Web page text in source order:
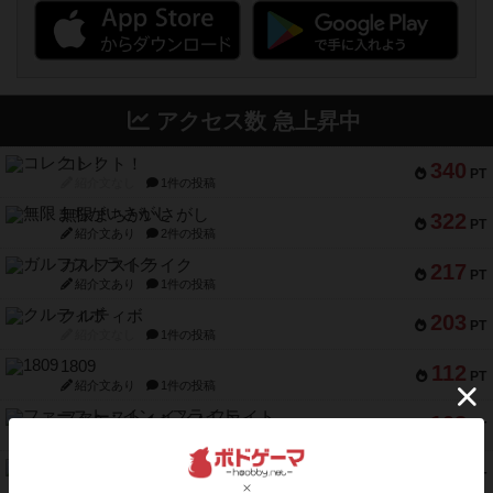
アクセス数 急上昇中
340 PT
コレクト！
1件の投稿
322 PT
無限まちがいさがし
紹介文あり 2件の投稿
217 PT
ガルフストライク
紹介文あり 1件の投稿
203 PT
クルティボ
1件の投稿
112 PT
1809
紹介文あり 1件の投稿
108 PT
ファースト・イン・フライト
PT
モズビ－ズ・レイダ－ズ